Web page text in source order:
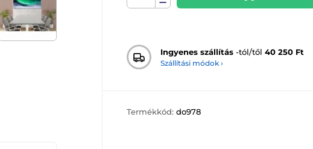
Ingyenes szállítás -tól/től 40 250 Ft
Szállítási módok ›
Termékkód: do978